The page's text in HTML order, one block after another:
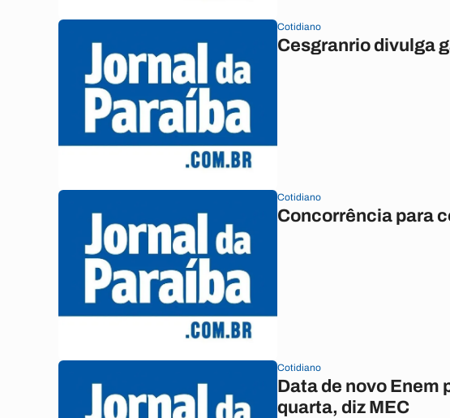
Cotidiano
Cesgranrio divulga
Cotidiano
Concorrência para
Cotidiano
Data de novo Enem
quarta, diz MEC